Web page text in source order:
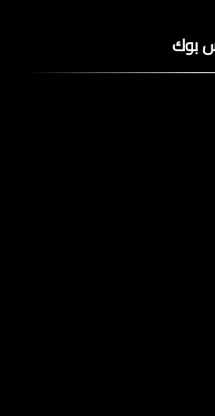
بوك